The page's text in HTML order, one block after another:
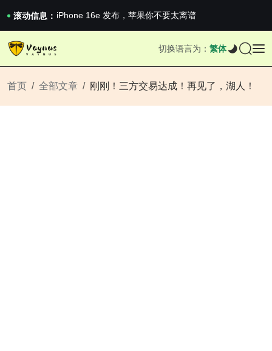
滚动信息： 2026澳网男单收官：全满贯对上全满亚，德约...
《巅峰守卫 Highguard》正式上线，官...
iPhone 16e 发布，苹果你不要太离谱
切换语言为： 繁体
首页 全部文章 刚刚！三方交易达成！再见了，湖人！